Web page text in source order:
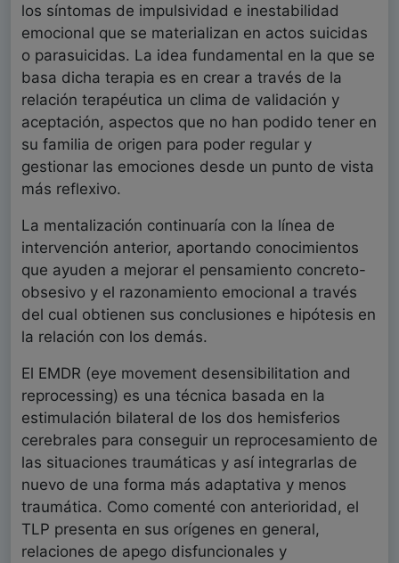
los síntomas de impulsividad e inestabilidad
emocional que se materializan en actos suicidas
o parasuicidas. La idea fundamental en la que se
basa dicha terapia es en crear a través de la
relación terapéutica un clima de validación y
aceptación, aspectos que no han podido tener en
su familia de origen para poder regular y
gestionar las emociones desde un punto de vista
más reflexivo.
La mentalización continuaría con la línea de
intervención anterior, aportando conocimientos
que ayuden a mejorar el pensamiento concreto-
obsesivo y el razonamiento emocional a través
del cual obtienen sus conclusiones e hipótesis en
la relación con los demás.
El EMDR (eye movement desensibilitation and
reprocessing) es una técnica basada en la
estimulación bilateral de los dos hemisferios
cerebrales para conseguir un reprocesamiento de
las situaciones traumáticas y así integrarlas de
nuevo de una forma más adaptativa y menos
traumática. Como comenté con anterioridad, el
TLP presenta en sus orígenes en general,
relaciones de apego disfuncionales y